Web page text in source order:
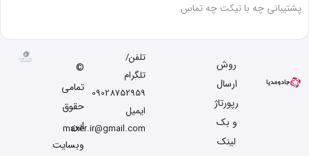
پشتیبانی چه با تیکت چه تماس
روش
ارسال
رپورتاژ
و بک
لینک
تلفن/
تلگرام
09028752959
ایمیل
maxer.ir@gmail.com
©
تمامی
حقوق
این
وبسایت